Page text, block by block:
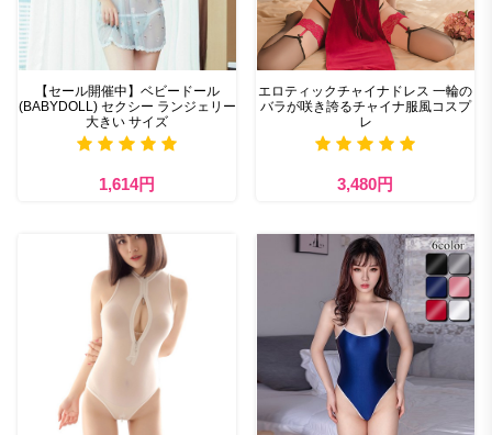
【セール開催中】ベビードール
(BABYDOLL) セクシー ランジェリー
大きい サイズ
1,614円
エロティックチャイナドレス 一輪の
バラが咲き誇るチャイナ服風コスプ
レ
3,480円